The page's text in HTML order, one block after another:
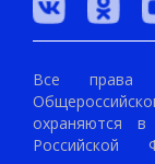
Все права
охраняются в
Российской